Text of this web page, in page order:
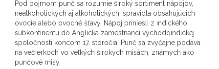
Pod pojmom punč sa rozumie široký sortiment nápojov,
nealkoholických aj alkoholických, spravidla obsahujúcich
ovocie alebo ovocné šťavy. Nápoj priniesli z indického
subkontinentu do Anglicka zamestnanci východoindickej
spoločnosti koncom 17. storočia. Punč sa zvyčajne podáva
na večierkoch vo veľkých širokých misách, známych ako
punčové misy.